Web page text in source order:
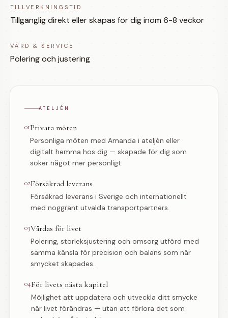
TILLVERKNINGSTID
Tillgänglig direkt eller skapas för dig inom 6-8 veckor
VÅRD & SERVICE
Polering och justering
ATELJÉN
01Privata möten
Personliga möten med Amanda i ateljén eller
digitalt hemma hos dig — skapade för dig som
söker något mer personligt.
02Försäkrad leverans
Försäkrad leverans i Sverige och internationellt
med noggrant utvalda transportpartners.
03Vårdas för livet
Polering, storleksjustering och omsorg utförd med
samma känsla för precision och balans som när
smycket skapades.
04För livets nästa kapitel
Möjlighet att uppdatera och utveckla ditt smycke
när livet förändras — utan att förlora det som